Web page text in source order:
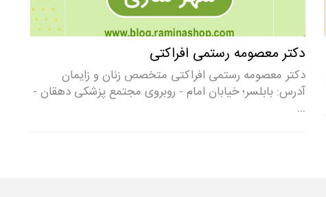
دکتر معصومه رستمی افراکتی
دکتر معصومه رستمی افراکتی متخصص زنان و زایمان
آدرس: بابلسر؛ خیابان امام - روبروی مجتمع پزشکی دهقان -
…